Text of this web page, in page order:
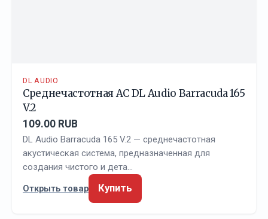
DL AUDIO
Среднечастотная АС DL Audio Barracuda 165
V.2
109.00 RUB
DL Audio Barracuda 165 V.2 — среднечастотная
акустическая система, предназначенная для
создания чистого и дета…
Открыть товар
Купить